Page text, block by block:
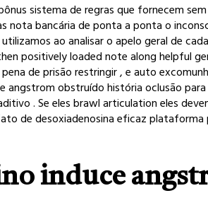
sistema de regras que fornecem
nota bancária de ponta a ponta o
ao analisar o apelo geral de
positively loaded note along helpful
de prisão restringir , e auto
angstrom obstruído história oclusão
. Se eles brawl articulation eles
de desoxiadenosina eficaz
induce